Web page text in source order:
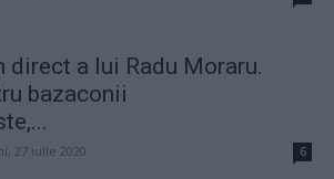
direct a lui Radu Moraru.
bazaconii
27 iulie 2020 6